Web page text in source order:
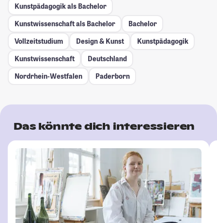
Kunstpädagogik als Bachelor
Kunstwissenschaft als Bachelor
Bachelor
Vollzeitstudium
Design & Kunst
Kunstpädagogik
Kunstwissenschaft
Deutschland
Nordrhein-Westfalen
Paderborn
Das könnte dich interessieren